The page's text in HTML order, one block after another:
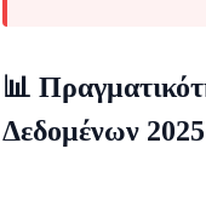
📊
Δεδομένων 2025